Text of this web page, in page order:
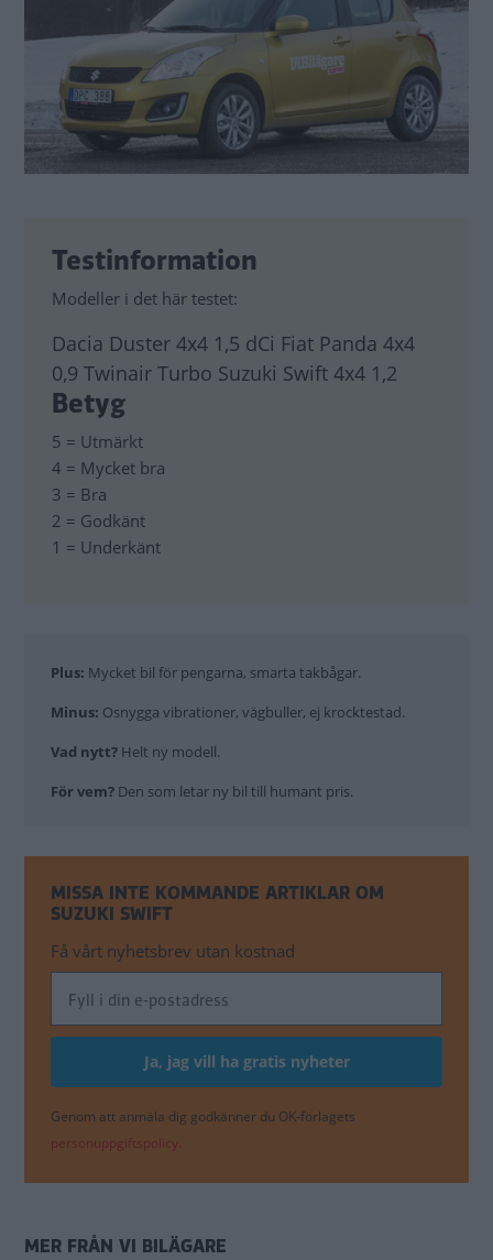
Testinformation
Modeller i det här testet:
Dacia Duster 4x4 1,5 dCi Fiat Panda 4x4
0,9 Twinair Turbo Suzuki Swift 4x4 1,2
Betyg
5 = Utmärkt
4 = Mycket bra
3 = Bra
2 = Godkänt
1 = Underkänt
Plus: Mycket bil för pengarna, smarta takbågar.
Minus: Osnygga vibrationer, vägbuller, ej krocktestad.
Vad nytt? Helt ny modell.
För vem? Den som letar ny bil till humant pris.
MISSA INTE KOMMANDE ARTIKLAR OM
SUZUKI SWIFT
Få vårt nyhetsbrev utan kostnad
Genom att anmäla dig godkänner du OK-förlagets
personuppgiftspolicy.
MER FRÅN VI BILÄGARE